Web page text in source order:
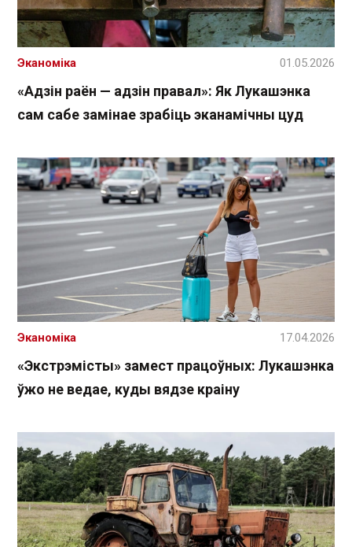
«Адзін раён — адзін правал»: Як Лукашэнка
сам сабе замінае зрабіць эканамічны цуд
Эканоміка 01.05.2026
«Экстрэмісты» замест працоўных: Лукашэнка
ўжо не ведае, куды вядзе краіну
Эканоміка 17.04.2026